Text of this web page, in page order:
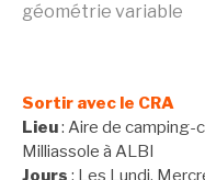
la
suite
géométrie variable
Sortir avec le CRA
Lieu: Aire de camping-
Milliassole à ALBI
Jours : Les Lundi,